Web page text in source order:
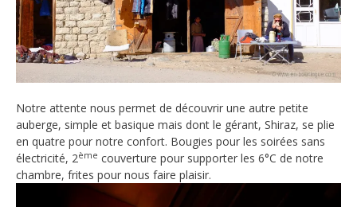
Notre attente nous permet de découvrir une autre petite
auberge, simple et basique mais dont le gérant, Shiraz, se plie
en quatre pour notre confort. Bougies pour les soirées sans
électricité, 2ème couverture pour supporter les 6°C de notre
chambre, frites pour nous faire plaisir.